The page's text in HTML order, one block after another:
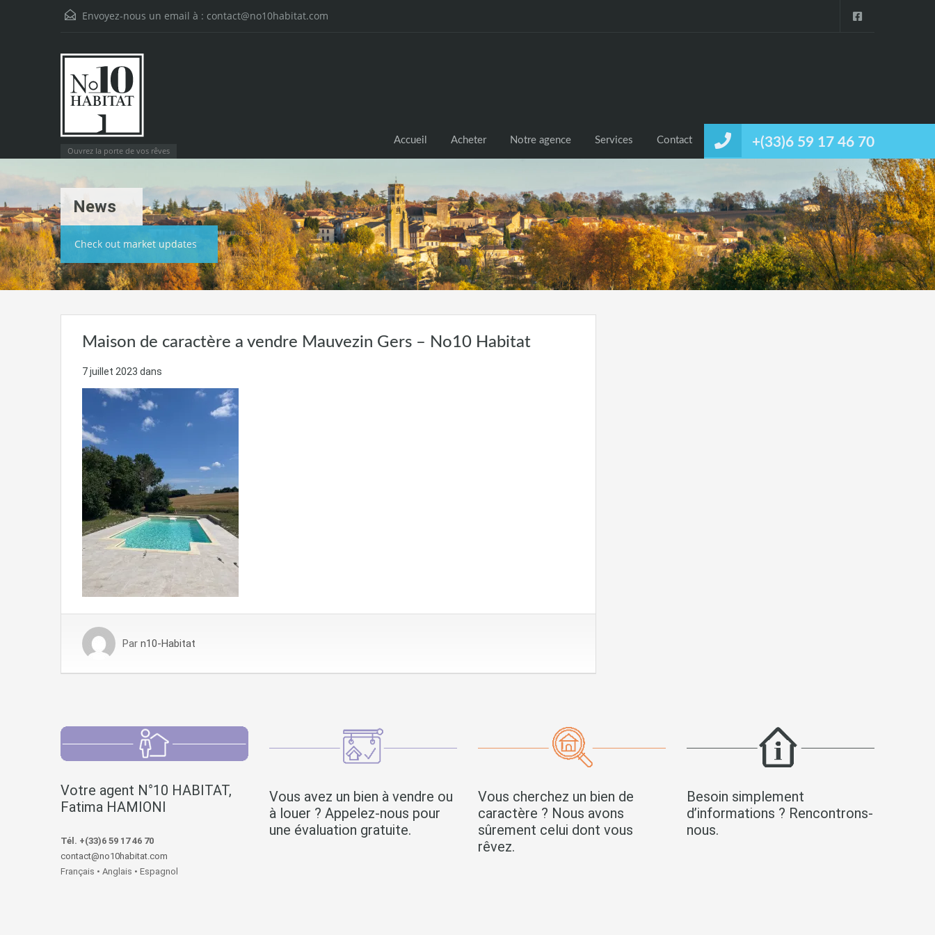
Envoyez-nous un email à : contact@no10habitat.com
Ouvrez la porte de vos rêves
+(33)6 59 17 46 70
Accueil Acheter Notre agence Services Contact
News
Check out market updates
Maison de caractère a vendre Mauvezin Gers – No10 Habitat
7 juillet 2023 dans
Par n10-Habitat
Votre agent N°10 HABITAT,
Fatima HAMIONI
Tél. +(33)6 59 17 46 70
contact@no10habitat.com
Français • Anglais • Espagnol
Vous avez un bien à vendre ou
à louer ? Appelez-nous pour
une évaluation gratuite.
Vous cherchez un bien de
caractère ? Nous avons
sûrement celui dont vous
rêvez.
Besoin simplement
d’informations ? Rencontrons-
nous.